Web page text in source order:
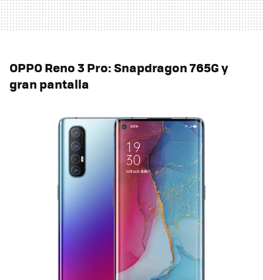
OPPO Reno 3 Pro: Snapdragon 765G y
gran pantalla